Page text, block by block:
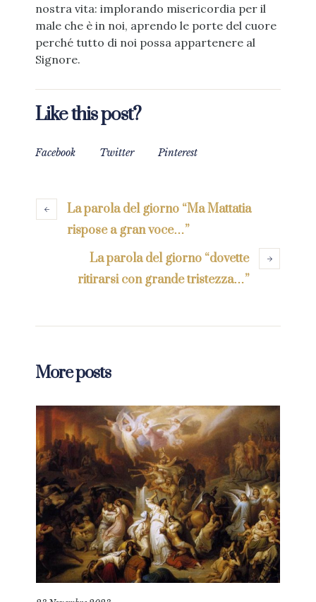
nostra vita: implorando misericordia per il
male che è in noi, aprendo le porte del cuore
perché tutto di noi possa appartenere al
Signore.
Like this post?
Facebook Twitter Pinterest
La parola del giorno “Ma Mattatia
rispose a gran voce…”
La parola del giorno “dovette
ritirarsi con grande tristezza…”
More posts